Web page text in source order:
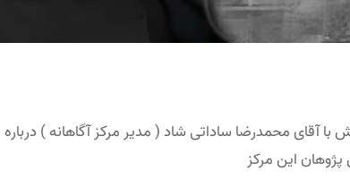
آقای محمدرضا ساداتی شاد ( مدیر مرکز آگاهانه ) درباره
این مرکز